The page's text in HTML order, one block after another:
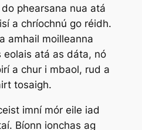
phearsana nua atá
a chríochnú go réidh.
amhail moilleanna
atá as dáta, nó
a chur i mbaol, rud a
tosaigh.
imní mór eile iad
Bíonn ionchas ag